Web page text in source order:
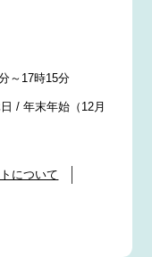
～17時15分
/ 年末年始（12月
について